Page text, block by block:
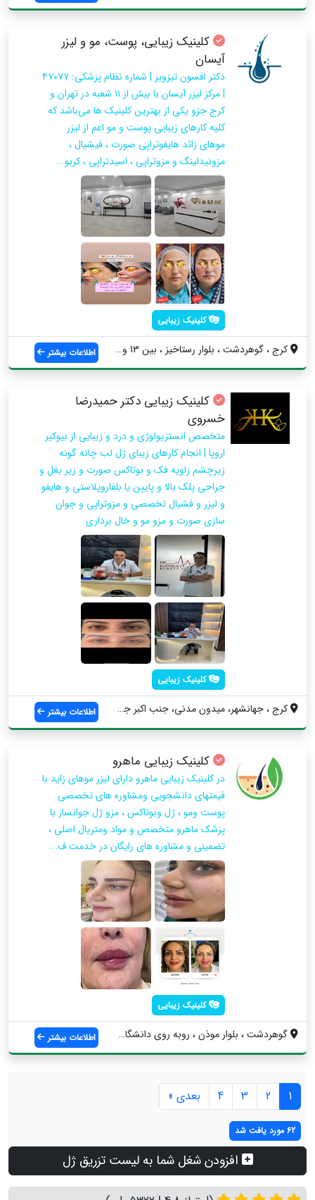
کلینیک زیبایی، پوست، مو و لیزر
آیسان
دکتر افسون تیزویر | شماره نظام پزشکی: ۴۷۰۷۷
| مرکز لیزر آیسان با بیش از ۱۱ شعبه در تهران و
کرج جزو یکی از بهترین کلینیک ها می‌باشد که
کلیه کارهای زیبایی پوست و مو اعم از لیزر
موهای زائد هایفوتراپی صورت ، فیشیال ،
مزونیدلینگ و مزوتراپی ، اسیدتراپی ، کربو...
کلینیک زیبایی
کرج ، گوهردشت ، بلوار رستاخیز ، بین 13 و... اطلاعات بیشتر
کلینیک زیبایی دکتر حمیدرضا
خسروی
متخصص انستزیولوژی و درد و زیبایی از بیوکیر
اروپا | انجام کارهای زیبای ژل لب چانه گونه
زیرچشم زاویه فک و بوتاکس صورت و زیر بغل و
جراحی پلک بالا و پایین یا بلفاروپلاستی و هایفو
و لیزر و فشیال تخصصی و مزوتراپی و جوان
سازی صورت و مزو مو و خال برداری
کلینیک زیبایی
کرج ، جهانشهر، میدون مدنی، جنب اکبر جوجه... اطلاعات بیشتر
کلینیک زیبایی ماهرو
در کلینیک زیبایی ماهرو دارای لیزر موهای زاید با
قیمتهای دانشجویی ومشاوره های تخصصی
پوست ومو ، ژل وبوتاکس ، مزو ژل جوانساز با
پزشک ماهرو متخصص و مواد ومتریال اصلی ،
تضمینی و مشاوره های رایگان در خدمت ف...
کلینیک زیبایی
گوهردشت ، بلوار موذن ، روبه روی دانشگاه ... اطلاعات بیشتر
1
2
3
4 بعدی »
62 مورد یافت شد
افزودن شغل شما به لیست تزریق ژل